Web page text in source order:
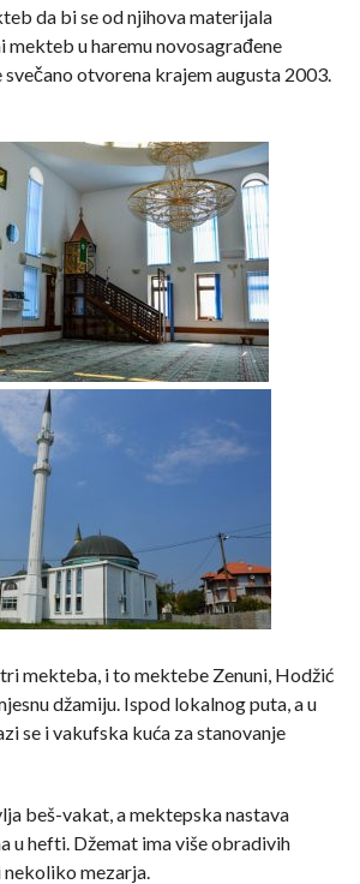
da bi se od njihova materijala
mekteb u haremu novosagrađene
svečano otvorena krajem augusta 2003.
mekteba, i to mektebe Zenuni, Hodžić
džamiju. Ispod lokalnog puta, a u
se i vakufska kuća za stanovanje
beš-vakat, a mektepska nastava
u hefti. Džemat ima više obradivih
nekoliko mezarja.